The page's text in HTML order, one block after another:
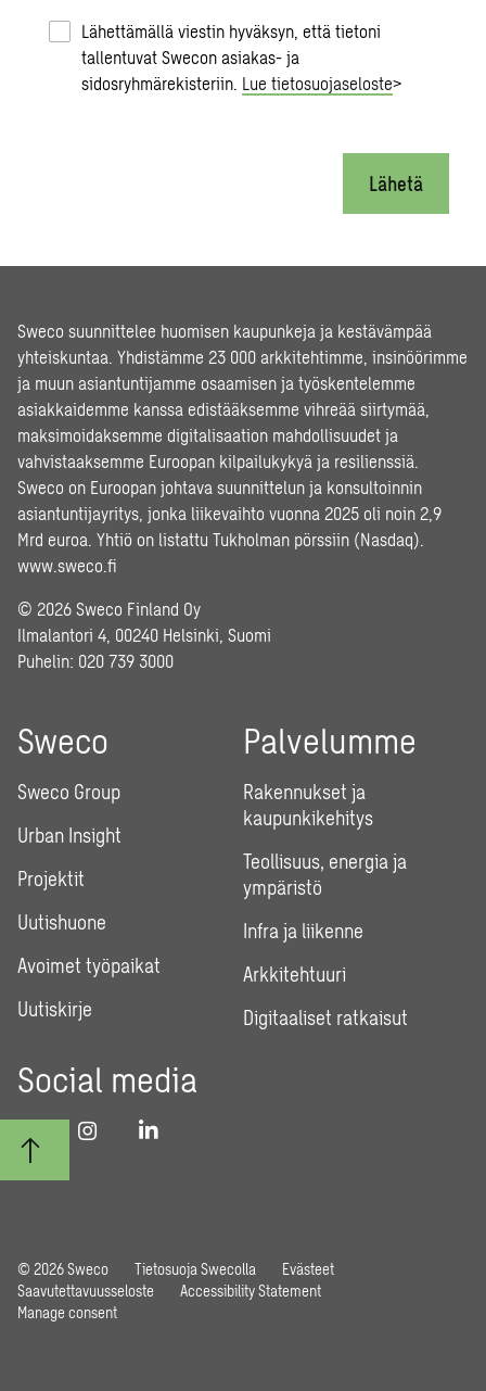
Lähettämällä viestin hyväksyn, että tietoni
tallentuvat Swecon asiakas- ja
sidosryhmärekisteriin. Lue tietosuojaseloste>
Lähetä
Sweco suunnittelee huomisen kaupunkeja ja kestävämpää
yhteiskuntaa. Yhdistämme 23 000 arkkitehtimme, insinöörimme
ja muun asiantuntijamme osaamisen ja työskentelemme
asiakkaidemme kanssa edistääksemme vihreää siirtymää,
maksimoidaksemme digitalisaation mahdollisuudet ja
vahvistaaksemme Euroopan kilpailukykyä ja resilienssiä.
Sweco on Euroopan johtava suunnittelun ja konsultoinnin
asiantuntijayritys, jonka liikevaihto vuonna 2025 oli noin 2,9
Mrd euroa. Yhtiö on listattu Tukholman pörssiin (Nasdaq).
www.sweco.fi
© 2026 Sweco Finland Oy
Ilmalantori 4, 00240 Helsinki, Suomi
Puhelin: 020 739 3000
Sweco
Sweco Group
Urban Insight
Projektit
Uutishuone
Avoimet työpaikat
Uutiskirje
Palvelumme
Rakennukset ja
kaupunkikehitys
Teollisuus, energia ja
ympäristö
Infra ja liikenne
Arkkitehtuuri
Digitaaliset ratkaisut
Social media
© 2026 Sweco Tietosuoja Swecolla
Evästeet
Saavutettavuusseloste
Accessibility Statement
Manage consent